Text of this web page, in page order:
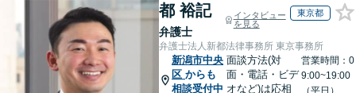
都 裕記
弁護士
インタビュー
を見る
東京都
弁護士法人新都法律事務所 東京事務所
新潟市中央
区 からも
相談受付中
面談方法(対
面・電話・ビデ
オなど)は応相
営業時間：0
9:00~19:00
（平日）